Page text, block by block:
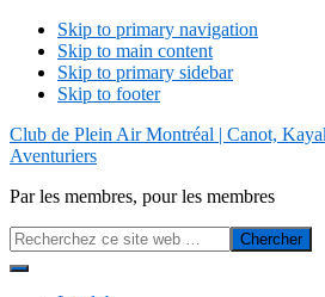
Skip to primary navigation
Skip to main content
Skip to primary sidebar
Skip to footer
Show
Search
Club de Plein Air Montréal | Canot,
Aventuriers
Par les membres, pour les membres
Recherchez
ce
site
Hide